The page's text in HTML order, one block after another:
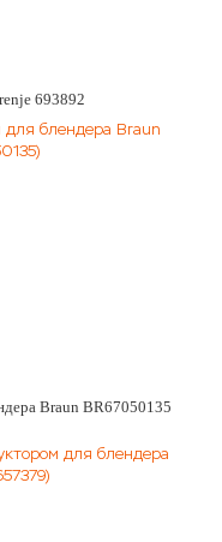
693892
Braun BR67050135